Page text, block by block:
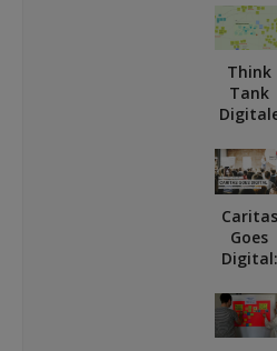
Wagnis
– Wie
ieren
zur
wurde
Think
Tank
startet
als
Vorstan
dskomm
ission
Caritas
Goes
Digital:
orum